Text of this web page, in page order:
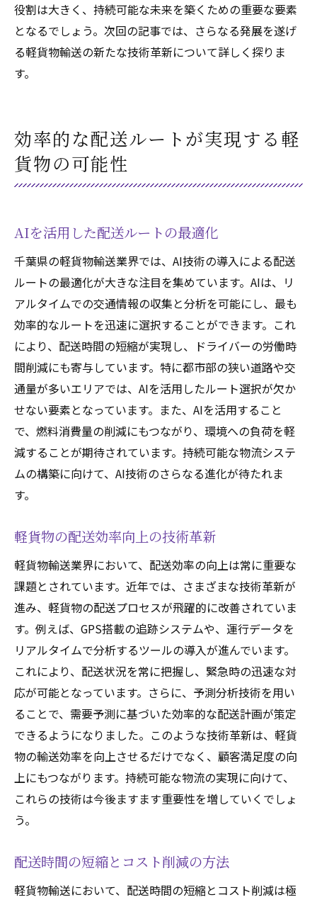
役割は大きく、持続可能な未来を築くための重要な要素
となるでしょう。次回の記事では、さらなる発展を遂げ
る軽貨物輸送の新たな技術革新について詳しく探りま
す。
効率的な配送ルートが実現する軽
貨物の可能性
AIを活用した配送ルートの最適化
千葉県の軽貨物輸送業界では、AI技術の導入による配送
ルートの最適化が大きな注目を集めています。AIは、リ
アルタイムでの交通情報の収集と分析を可能にし、最も
効率的なルートを迅速に選択することができます。これ
により、配送時間の短縮が実現し、ドライバーの労働時
間削減にも寄与しています。特に都市部の狭い道路や交
通量が多いエリアでは、AIを活用したルート選択が欠か
せない要素となっています。また、AIを活用すること
で、燃料消費量の削減にもつながり、環境への負荷を軽
減することが期待されています。持続可能な物流システ
ムの構築に向けて、AI技術のさらなる進化が待たれま
す。
軽貨物の配送効率向上の技術革新
軽貨物輸送業界において、配送効率の向上は常に重要な
課題とされています。近年では、さまざまな技術革新が
進み、軽貨物の配送プロセスが飛躍的に改善されていま
す。例えば、GPS搭載の追跡システムや、運行データを
リアルタイムで分析するツールの導入が進んでいます。
これにより、配送状況を常に把握し、緊急時の迅速な対
応が可能となっています。さらに、予測分析技術を用い
ることで、需要予測に基づいた効率的な配送計画が策定
できるようになりました。このような技術革新は、軽貨
物の輸送効率を向上させるだけでなく、顧客満足度の向
上にもつながります。持続可能な物流の実現に向けて、
これらの技術は今後ますます重要性を増していくでしょ
う。
配送時間の短縮とコスト削減の方法
軽貨物輸送において、配送時間の短縮とコスト削減は極